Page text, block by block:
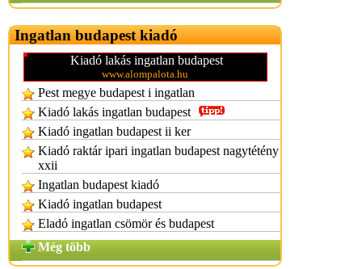
Ingatlan budapest kiadó
Kiadó lakás ingatlan budapest
www.alompalota.hu
Pest megye budapest i ingatlan
Kiadó lakás ingatlan budapest
Kiadó ingatlan budapest ii ker
Kiadó raktár ipari ingatlan budapest nagytétény
xxii
Ingatlan budapest kiadó
Kiadó ingatlan budapest
Eladó ingatlan csömör és budapest
Még több